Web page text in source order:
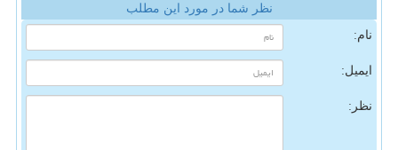
نظر شما در مورد این مطلب
نام:
ایمیل:
نظر: